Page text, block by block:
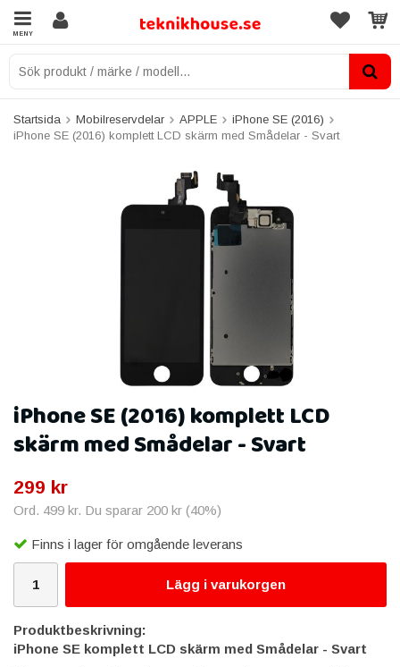
MENY
Startsida Mobilreservdelar APPLE
iPhone SE (2016)
iPhone SE (2016) komplett LCD skärm med Smådelar - Svart
iPhone SE (2016) komplett LCD
skärm med Smådelar - Svart
299 kr
Ord. 499 kr. Du sparar 200 kr (40%)
Finns i lager för omgående leverans
Lägg i varukorgen
Produktbeskrivning:
iPhone SE komplett LCD skärm med Smådelar - Svart